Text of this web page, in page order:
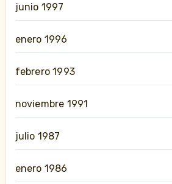
junio 1997
enero 1996
febrero 1993
noviembre 1991
julio 1987
enero 1986